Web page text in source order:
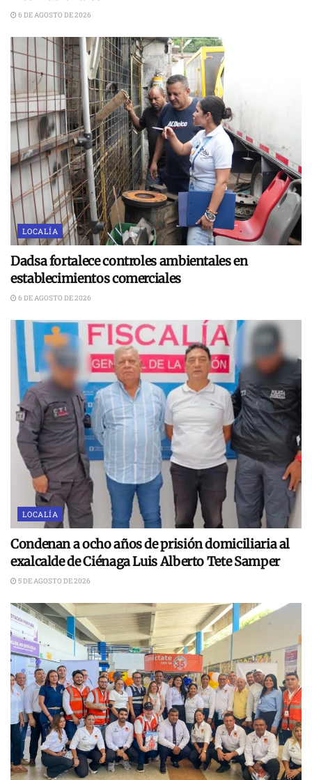
6 DE AGOSTO DE 2026
LOCALÍA
Dadsa fortalece controles ambientales en
establecimientos comerciales
6 DE AGOSTO DE 2026
LOCALÍA
Condenan a ocho años de prisión domiciliaria al
exalcalde de Ciénaga Luis Alberto Tete Samper
5 DE AGOSTO DE 2026